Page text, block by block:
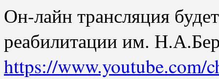
Он-лайн трансляция
реабилитации им.
https://www.youtube.com/